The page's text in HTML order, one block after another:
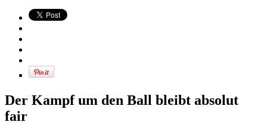
Der Kampf um den Ball bleibt absolut
fair